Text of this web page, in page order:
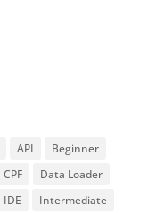
API
Beginner
CPF
Data Loader
IDE
Intermediate